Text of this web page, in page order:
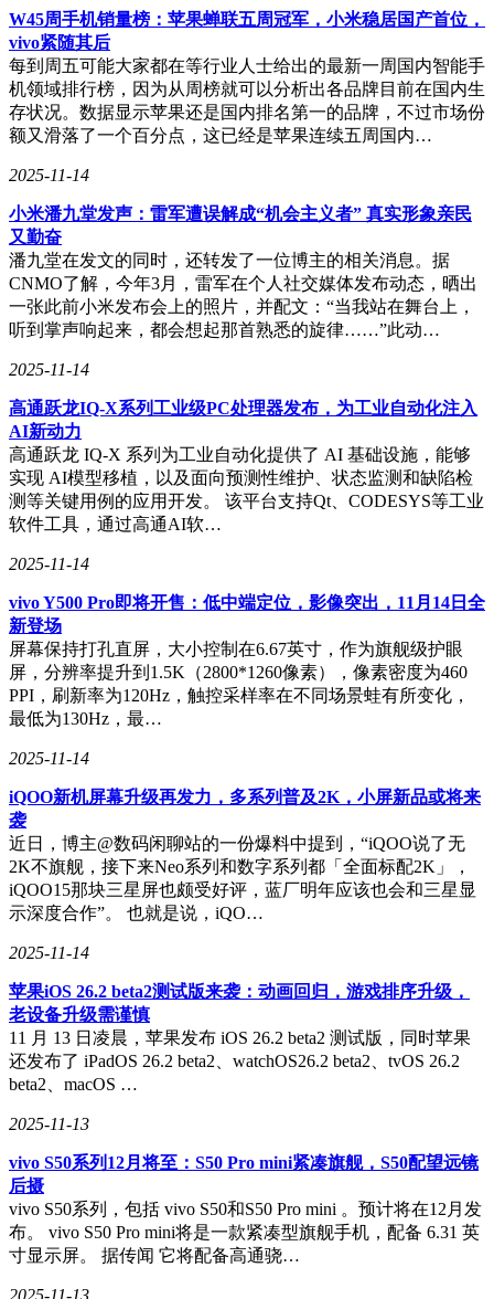
凭借大王影像技术和后端AI算力优化，在提升画质方面走出
了一条特色道路。尽管在拍照旗舰中并非最昂贵或最出色的选
择，但荣耀Magic6 Pro的性价比和影音娱乐体验依然吸引了众
多消费者。尤其是其音响系统，更是为喜欢影音娱乐的用户提
供了不错的选择。
W45周手机销量榜：苹果蝉联五周冠军，小米稳居国产首位，
vivo紧随其后
每到周五可能大家都在等行业人士给出的最新一周国内智能手
机领域排行榜，因为从周榜就可以分析出各品牌目前在国内生
存状况。数据显示苹果还是国内排名第一的品牌，不过市场份
额又滑落了一个百分点，这已经是苹果连续五周国内…
2025-11-14
小米潘九堂发声：雷军遭误解成“机会主义者” 真实形象亲民
又勤奋
潘九堂在发文的同时，还转发了一位博主的相关消息。据
CNMO了解，今年3月，雷军在个人社交媒体发布动态，晒出
一张此前小米发布会上的照片，并配文：“当我站在舞台上，
听到掌声响起来，都会想起那首熟悉的旋律……”此动…
2025-11-14
高通跃龙IQ-X系列工业级PC处理器发布，为工业自动化注入
AI新动力
高通跃龙 IQ-X 系列为工业自动化提供了 AI 基础设施，能够
实现 AI模型移植，以及面向预测性维护、状态监测和缺陷检
测等关键用例的应用开发。 该平台支持Qt、CODESYS等工业
软件工具，通过高通AI软…
2025-11-14
vivo Y500 Pro即将开售：低中端定位，影像突出，11月14日全
新登场
屏幕保持打孔直屏，大小控制在6.67英寸，作为旗舰级护眼
屏，分辨率提升到1.5K（2800*1260像素），像素密度为460
PPI，刷新率为120Hz，触控采样率在不同场景蛙有所变化，
最低为130Hz，最…
2025-11-14
iQOO新机屏幕升级再发力，多系列普及2K，小屏新品或将来
袭
近日，博主@数码闲聊站的一份爆料中提到，“iQOO说了无
2K不旗舰，接下来Neo系列和数字系列都「全面标配2K」，
iQOO15那块三星屏也颇受好评，蓝厂明年应该也会和三星显
示深度合作”。 也就是说，iQO…
2025-11-14
苹果iOS 26.2 beta2测试版来袭：动画回归，游戏排序升级，
老设备升级需谨慎
11 月 13 日凌晨，苹果发布 iOS 26.2 beta2 测试版，同时苹果
还发布了 iPadOS 26.2 beta2、watchOS26.2 beta2、tvOS 26.2
beta2、macOS …
2025-11-13
vivo S50系列12月将至：S50 Pro mini紧凑旗舰，S50配望远镜
后摄
vivo S50系列，包括 vivo S50和S50 Pro mini 。预计将在12月发
布。 vivo S50 Pro mini将是一款紧凑型旗舰手机，配备 6.31 英
寸显示屏。 据传闻 它将配备高通骁…
2025-11-13